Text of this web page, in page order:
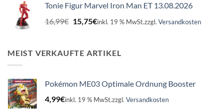
16,99€15,75€.
Tonie Figur Marvel Iron Man ET 13.08.2026
16,99€ Ursprünglicher
Preis
16,99€
15,75€Aktueller
15,75€.
inkl. 19 % MwSt.zzgl. Versandkosten
MEIST VERKAUFTE ARTIKEL
Pokémon ME03 Optimale Ordnung Booster
4,99€inkl. 19 % MwSt.zzgl. Versandkosten